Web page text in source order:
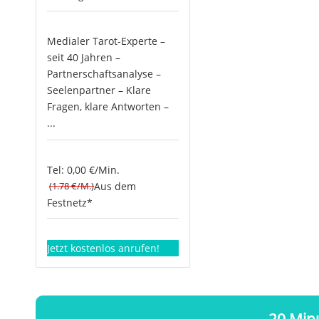
Medialer Tarot-Experte –
seit 40 Jahren –
Partnerschaftsanalyse –
Seelenpartner – Klare
Fragen, klare Antworten –
...
Tel: 0,00 €/Min.
(1.78 €/M.)Aus dem
Festnetz*
Jetzt kostenlos anrufen!